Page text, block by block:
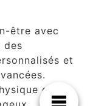
être avec
des
et
et